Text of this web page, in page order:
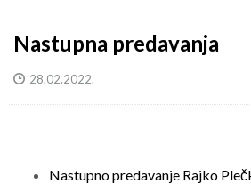
Nastupna predavanja
28.02.2022.
Nastupno predavanje Rajko